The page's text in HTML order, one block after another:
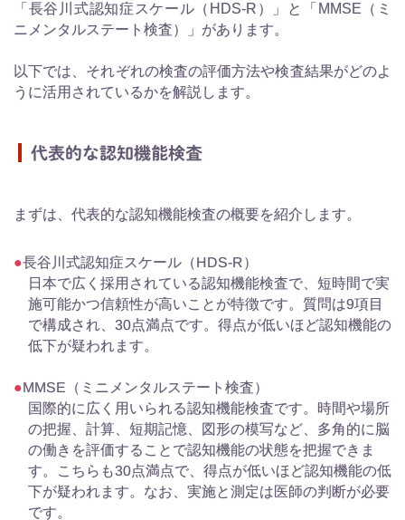
「長谷川式認知症スケール（HDS-R）」と「MMSE（ミ
ニメンタルステート検査）」があります。
以下では、それぞれの検査の評価方法や検査結果がどのよ
うに活用されているかを解説します。
代表的な認知機能検査
まずは、代表的な認知機能検査の概要を紹介します。
長谷川式認知症スケール（HDS-R）
日本で広く採用されている認知機能検査で、短時間で実
施可能かつ信頼性が高いことが特徴です。質問は9項目
で構成され、30点満点です。得点が低いほど認知機能の
低下が疑われます。
MMSE（ミニメンタルステート検査）
国際的に広く用いられる認知機能検査です。時間や場所
の把握、計算、短期記憶、図形の模写など、多角的に脳
の働きを評価することで認知機能の状態を把握できま
す。こちらも30点満点で、得点が低いほど認知機能の低
下が疑われます。なお、実施と測定は医師の判断が必要
です。